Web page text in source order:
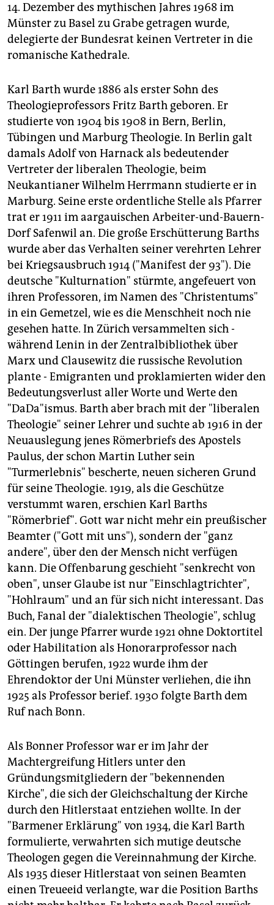
14. Dezember des mythischen Jahres 1968 im
Münster zu Basel zu Grabe getragen wurde,
delegierte der Bundesrat keinen Vertreter in die
romanische Kathedrale.
Karl Barth wurde 1886 als erster Sohn des
Theologieprofessors Fritz Barth geboren. Er
studierte von 1904 bis 1908 in Bern, Berlin,
Tübingen und Marburg Theologie. In Berlin galt
damals Adolf von Harnack als bedeutender
Vertreter der liberalen Theologie, beim
Neukantianer Wilhelm Herrmann studierte er in
Marburg. Seine erste ordentliche Stelle als Pfarrer
trat er 1911 im aargauischen Arbeiter-und-Bauern-
Dorf Safenwil an. Die große Erschütterung Barths
wurde aber das Verhalten seiner verehrten Lehrer
bei Kriegsausbruch 1914 ("Manifest der 93"). Die
deutsche "Kulturnation" stürmte, angefeuert von
ihren Professoren, im Namen des "Christentums"
in ein Gemetzel, wie es die Menschheit noch nie
gesehen hatte. In Zürich versammelten sich -
während Lenin in der Zentralbibliothek über
Marx und Clausewitz die russische Revolution
plante - Emigranten und proklamierten wider den
Bedeutungsverlust aller Worte und Werte den
"DaDa"ismus. Barth aber brach mit der "liberalen
Theologie" seiner Lehrer und suchte ab 1916 in der
Neuauslegung jenes Römerbriefs des Apostels
Paulus, der schon Martin Luther sein
"Turmerlebnis" bescherte, neuen sicheren Grund
für seine Theologie. 1919, als die Geschütze
verstummt waren, erschien Karl Barths
"Römerbrief". Gott war nicht mehr ein preußischer
Beamter ("Gott mit uns"), sondern der "ganz
andere", über den der Mensch nicht verfügen
kann. Die Offenbarung geschieht "senkrecht von
oben", unser Glaube ist nur "Einschlagtrichter",
"Hohlraum" und an für sich nicht interessant. Das
Buch, Fanal der "dialektischen Theologie", schlug
ein. Der junge Pfarrer wurde 1921 ohne Doktortitel
oder Habilitation als Honorarprofessor nach
Göttingen berufen, 1922 wurde ihm der
Ehrendoktor der Uni Münster verliehen, die ihn
1925 als Professor berief. 1930 folgte Barth dem
Ruf nach Bonn.
Als Bonner Professor war er im Jahr der
Machtergreifung Hitlers unter den
Gründungsmitgliedern der "bekennenden
Kirche", die sich der Gleichschaltung der Kirche
durch den Hitlerstaat entziehen wollte. In der
"Barmener Erklärung" von 1934, die Karl Barth
formulierte, verwahrten sich mutige deutsche
Theologen gegen die Vereinnahmung der Kirche.
Als 1935 dieser Hitlerstaat von seinen Beamten
einen Treueeid verlangte, war die Position Barths